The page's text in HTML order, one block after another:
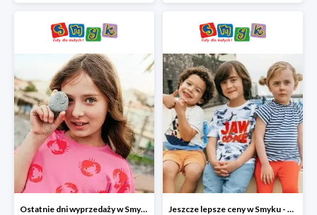
Ostatnie dni wyprzedaży w Smyku - ubrania i buty do -70% Jeszcze lepsze ceny w Smyku - ubrania i buty do -70%